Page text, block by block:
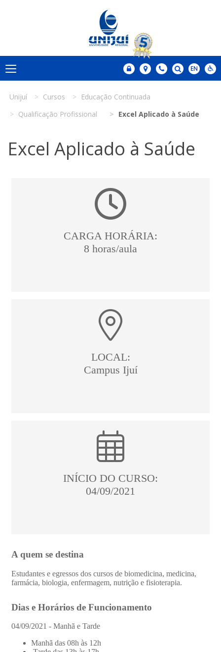
Unijuí Cursos
Educação Continuada
Qualificação Profissional
Excel Aplicado à Saúde
Excel Aplicado à Saúde